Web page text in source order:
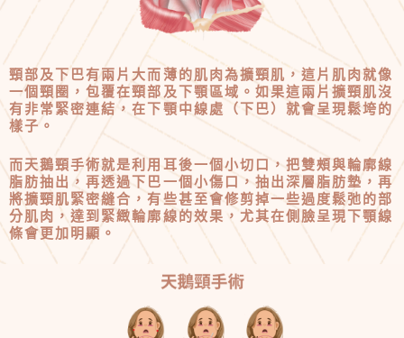
頸部及下巴有兩片大而薄的肌肉為擴頸肌，這片肌肉就像
一個頸圈，包覆在頸部及下顎區域。如果這兩片擴頸肌沒
有非常緊密連結，在下顎中線處（下巴）就會呈現鬆垮的
樣子。
而天鵝頸手術就是利用耳後一個小切口，把雙頰與輪廓線
脂肪抽出，再透過下巴一個小傷口，抽出深層脂肪墊，再
將擴頸肌緊密縫合，有些甚至會修剪掉一些過度鬆弛的部
分肌肉，達到緊緻輪廓線的效果，尤其在側臉呈現下顎線
條會更加明顯。